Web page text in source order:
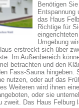
Benötigen
Entspannung
das Haus
Richtige für
Umgebung
erstreckt sich über
Im Außenbereich
betrachten und den
Fass-Sauna hingeben.
nutzen, oder auf das
Weiteren wird ihnen
oder sie
zweit. Das Haus Felburg